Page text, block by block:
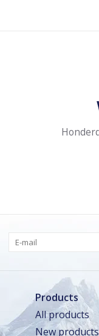
Products
All products
New products